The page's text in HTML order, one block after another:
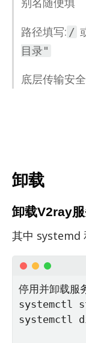
路径填写: /
目录"
底层传输安
卸载
卸载V2ray
其中 sys­temd
停用并卸载服
systemctl
systemctl